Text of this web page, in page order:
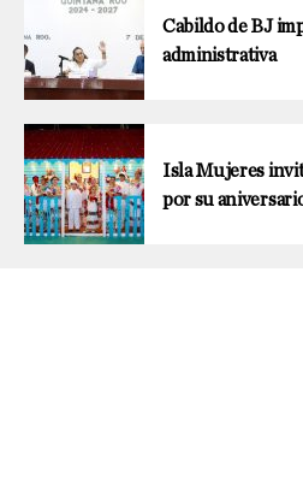
Cabildo de BJ
administrativa
Isla Mujeres
por su